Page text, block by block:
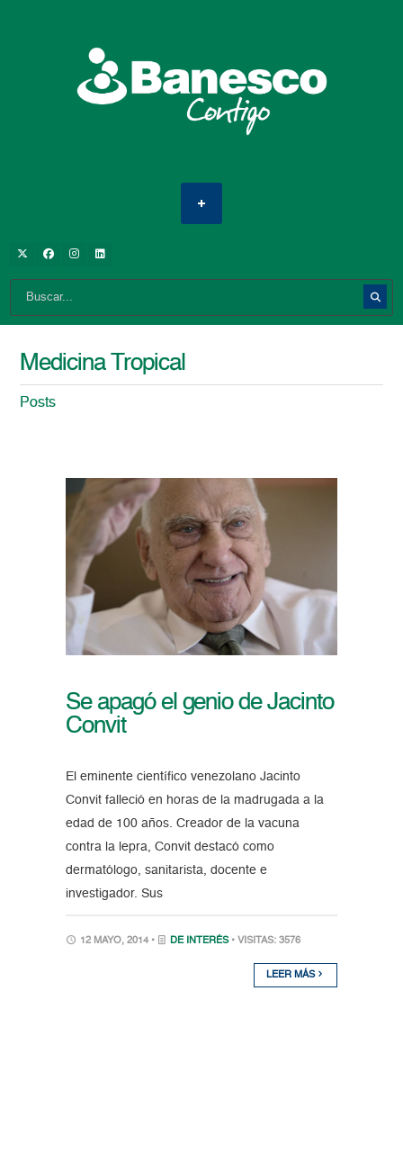
Medicina Tropical
Posts
Se apagó el genio de Jacinto
Convit
El eminente científico venezolano Jacinto
Convit falleció en horas de la madrugada a la
edad de 100 años. Creador de la vacuna
contra la lepra, Convit destacó como
dermatólogo, sanitarista, docente e
investigador. Sus
12 MAYO, 2014 • DE INTERÉS • VISITAS: 3576
LEER MÁS